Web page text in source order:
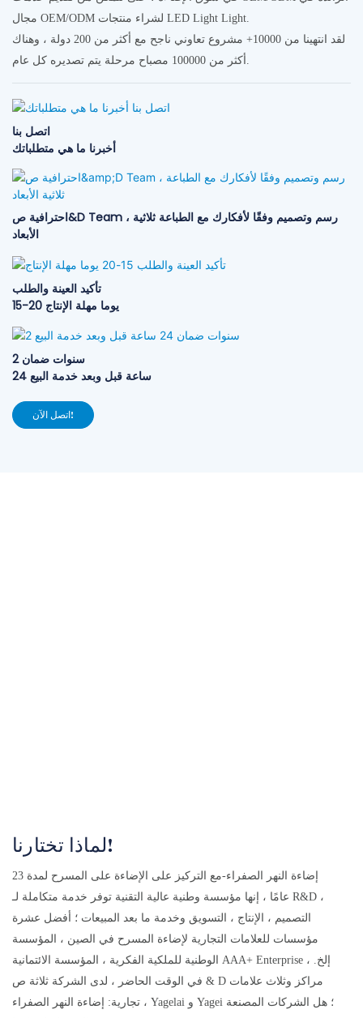
مجال OEM/ODM لشراء منتجات LED Light Light.
لقد انتهينا من 10000+ مشروع تعاوني ناجح مع أكثر من 200 دولة ، وهناك
أكثر من 100000 مصباح مرحلة يتم تصديره كل عام.
اتصل بنا
أخبرنا ما هي متطلباتك
احترافية ص&D Team ، رسم وتصميم وفقًا لأفكارك مع الطباعة ثلاثية
تأكيد العينة والطلب
15-20 يوما مهلة الإنتاج
2 سنوات ضمان
24 ساعة قبل وبعد خدمة البيع
اتصل الآن!
لماذا تختارنا!
إضاءة النهر الصفراء-مع التركيز على الإضاءة على المسرح لمدة 23
عامًا ، إنها مؤسسة وطنية عالية التقنية توفر خدمة متكاملة لـ R&D ،
التصميم ، الإنتاج ، التسويق وخدمة ما بعد المبيعات ؛ أفضل عشرة
مؤسسات للعلامات التجارية لإضاءة المسرح في الصين ، المؤسسة
الوطنية للملكية الفكرية ، المؤسسة الائتمانية AAA+ Enterprise ، إلخ.
في الوقت الحاضر ، لدى الشركة ثلاثة ص & D مراكز وثلاث علامات
تجارية: إضاءة النهر الصفراء ، Yagelai و Yagei ؛ هل الشركات المصنعة